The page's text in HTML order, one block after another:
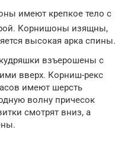
имеют крепкое тело с
Корнишоны изящны,
высокая арка спины.
взъерошены с
вверх. Корниш-рекс
имеют шерсть
волну причесок
смотрят вниз, а